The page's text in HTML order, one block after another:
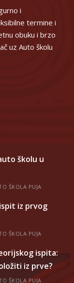
i
termine i
obuku i brzo
uz Auto školu
školu u
ŠKOLA PUJA
iz prvog
ŠKOLA PUJA
ispita:
iz prve?
ŠKOLA PUJA